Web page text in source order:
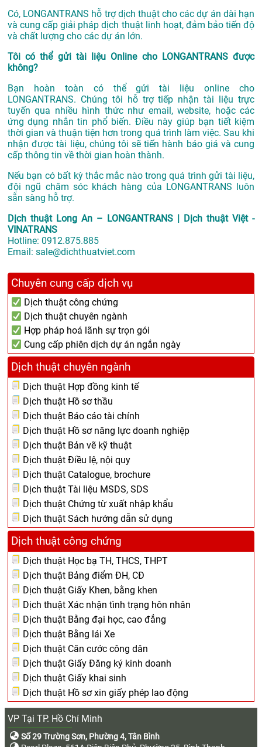
Có, LONGANTRANS hỗ trợ dịch thuật cho các dự án dài hạn
và cung cấp giải pháp dịch thuật linh hoạt, đảm bảo tiến độ
và chất lượng cho các dự án lớn.
Tôi có thể gửi tài liệu Online cho LONGANTRANS được
không?
Bạn hoàn toàn có thể gửi tài liệu online cho
LONGANTRANS. Chúng tôi hỗ trợ tiếp nhận tài liệu trực
tuyến qua nhiều hình thức như email, website, hoặc các
ứng dụng nhắn tin phổ biến. Điều này giúp bạn tiết kiệm
thời gian và thuận tiện hơn trong quá trình làm việc. Sau khi
nhận được tài liệu, chúng tôi sẽ tiến hành báo giá và cung
cấp thông tin về thời gian hoàn thành.
Nếu bạn có bất kỳ thắc mắc nào trong quá trình gửi tài liệu,
đội ngũ chăm sóc khách hàng của LONGANTRANS luôn
sẵn sàng hỗ trợ.
Dịch thuật Long An – LONGANTRANS | Dịch thuật Việt -
VINATRANS
Hotline: 0912.875.885
Email: sale@dichthuatviet.com
Chuyên cung cấp dịch vụ
Dịch thuật công chứng
Dịch thuật chuyên ngành
Hợp pháp hoá lãnh sự trọn gói
Cung cấp phiên dịch dự án ngắn ngày
Dịch thuật chuyên ngành
Dịch thuật Hợp đồng kinh tế
Dịch thuật Hồ sơ thầu
Dịch thuật Báo cáo tài chính
Dịch thuật Hồ sơ năng lực doanh nghiệp
Dịch thuật Bản vẽ kỹ thuật
Dịch thuật Điều lệ, nội quy
Dịch thuật Catalogue, brochure
Dịch thuật Tài liệu MSDS, SDS
Dịch thuật Chứng từ xuất nhập khẩu
Dịch thuật Sách hướng dẫn sử dụng
Dịch thuật công chứng
Dịch thuật Học bạ TH, THCS, THPT
Dịch thuật Bảng điểm ĐH, CĐ
Dịch thuật Giấy Khen, bằng khen
Dịch thuật Xác nhận tình trạng hôn nhân
Dịch thuật Bằng đại học, cao đẳng
Dịch thuật Bằng lái Xe
Dịch thuật Căn cước công dân
Dịch thuật Giấy Đăng ký kinh doanh
Dịch thuật Giấy khai sinh
Dịch thuật Hồ sơ xin giấy phép lao động
VP Tại TP. Hồ Chí Minh
Số 29 Trường Sơn, Phường 4, Tân Bình